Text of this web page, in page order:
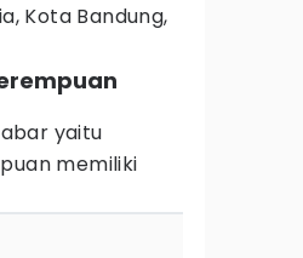
Kota Bandung,
yaitu
memiliki